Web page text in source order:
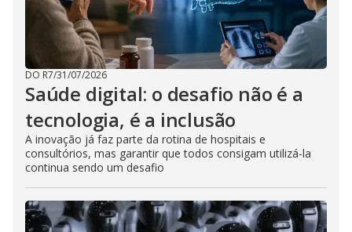
DO R7/31/07/2026
Saúde digital: o desafio não é a
tecnologia, é a inclusão
A inovação já faz parte da rotina de hospitais e
consultórios, mas garantir que todos consigam utilizá-la
continua sendo um desafio